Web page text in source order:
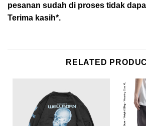
pesanan sudah di proses tidak
Terima kasih*.
RELATED